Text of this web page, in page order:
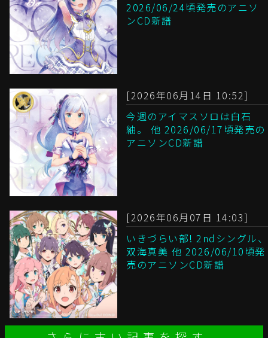
2026/06/24頃発売のアニソ
ンCD新譜
[2026年06月14日 10:52]
今週のアイマスソロは白石
紬。 他 2026/06/17頃発売の
アニソンCD新譜
[2026年06月07日 14:03]
いきづらい部! 2ndシングル、
双海真美 他 2026/06/10頃発
売のアニソンCD新譜